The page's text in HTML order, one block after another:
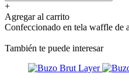
+
Agregar al carrito
Confeccionado en tela waffle de
También te puede interesar